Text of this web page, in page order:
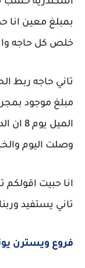
خلص كل حاجه
تاني حاجه ربط
مبلغ موجود
وصلت اليوم والخصم 10
انا حبيت
تاني يستفيد
فروع ويسترن